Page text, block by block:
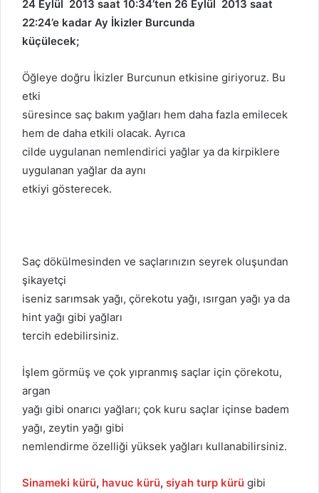
24 Eylül 2013 saat 10:34’ten 26 Eylül 2013 saat
22:24’e kadar Ay İkizler Burcunda
küçülecek;
Öğleye doğru İkizler Burcunun etkisine giriyoruz. Bu
etki
süresince saç bakım yağları hem daha fazla emilecek
hem de daha etkili olacak. Ayrıca
cilde uygulanan nemlendirici yağlar ya da kirpiklere
uygulanan yağlar da aynı
etkiyi gösterecek.
Saç dökülmesinden ve saçlarınızın seyrek oluşundan
şikayetçi
iseniz sarımsak yağı, çörekotu yağı, ısırgan yağı ya da
hint yağı gibi yağları
tercih edebilirsiniz.
İşlem görmüş ve çok yıpranmış saçlar için çörekotu,
argan
yağı gibi onarıcı yağları; çok kuru saçlar içinse badem
yağı, zeytin yağı gibi
nemlendirme özelliği yüksek yağları kullanabilirsiniz.
Sinameki kürü, havuc kürü, siyah turp kürü gibi